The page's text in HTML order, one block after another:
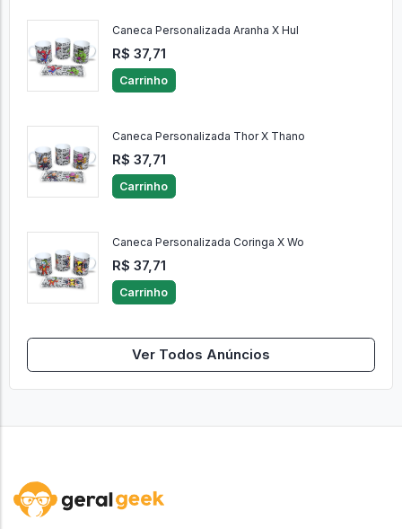
Caneca Personalizada Aranha X Hul
R$ 37,71
Carrinho
Caneca Personalizada Thor X Thano
R$ 37,71
Carrinho
Caneca Personalizada Coringa X Wo
R$ 37,71
Carrinho
Ver Todos Anúncios